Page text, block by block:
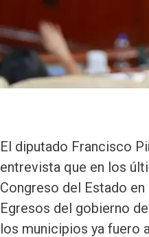
El diputado Francisco
entrevista que en los
Congreso del Estado
Egresos del gobierno
los municipios ya fuero